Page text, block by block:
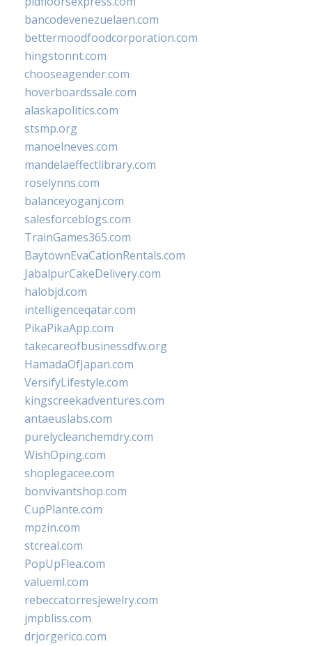
bancodevenezuelaen.com
bettermoodfoodcorporation.com
hingstonnt.com
chooseagender.com
hoverboardssale.com
alaskapolitics.com
stsmp.org
manoelneves.com
mandelaeffectlibrary.com
roselynns.com
balanceyoganj.com
salesforceblogs.com
TrainGames365.com
BaytownEvaCationRentals.com
JabalpurCakeDelivery.com
halobjd.com
intelligenceqatar.com
PikaPikaApp.com
takecareofbusinessdfw.org
HamadaOfJapan.com
VersifyLifestyle.com
kingscreekadventures.com
antaeuslabs.com
purelycleanchemdry.com
WishOping.com
shoplegacee.com
bonvivantshop.com
CupPlante.com
mpzin.com
stcreal.com
PopUpFlea.com
valueml.com
rebeccatorresjewelry.com
jmpbliss.com
drjorgerico.com